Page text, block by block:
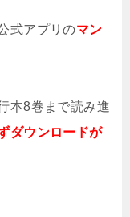
式アプリのマン
本8巻まで読み進
ダウンロードが